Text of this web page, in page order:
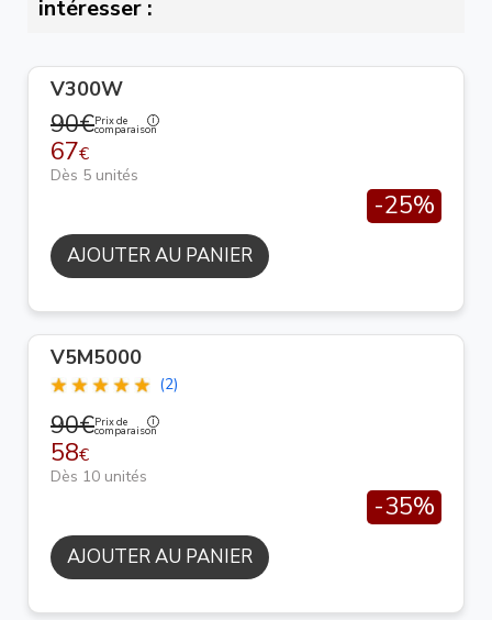
intéresser :
V300W
90€Prix de
comparaison
67€
Dès 5 unités
-25%
AJOUTER AU PANIER
V5M5000
(2)
90€Prix de
comparaison
58€
Dès 10 unités
-35%
AJOUTER AU PANIER